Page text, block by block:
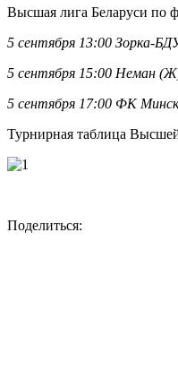
Высшая лига Беларуси по
5 сентября 13:00 Зорка-
5 сентября 15:00 Неман
5 сентября 17:00 ФК
Турнирная таблица
Поделиться: